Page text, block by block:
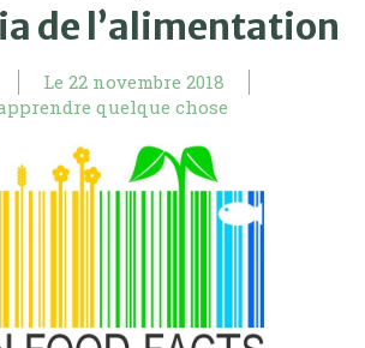
de l’alimentation
Le 22 novembre 2018
quelque chose